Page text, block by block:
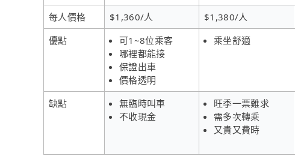
每人價格
$1,360/人 $1,380/人
優點
可1~8位乘客
哪裡都能接
保證出車
價格透明
乘坐舒適
缺點
無臨時叫車
不收現金
旺季一票難求
需多次轉乘
又貴又費時